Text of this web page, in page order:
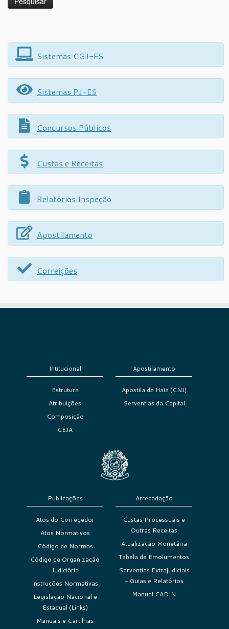
Sistemas CGJ-ES
Sistemas PJ-ES
Concursos Públicos
Custas e Receitas
Relatórios Inspeção
Apostilamento
Correições
Intitucional
Estrutura
Atribuições
Composição
CEJA
Apostilamento
Apostila de Haia (CNJ)
Serventias da Capital
Publicações
Atos do Corregedor
Atos Normativos
Código de Normas
Código de Organização
Judiciária
Instruções Normativas
Legislação Nacional e
Estadual (Links)
Manuais e Cartilhas
Arrecadação
Custas Processuais e
Outras Receitas
Atualização Monetária
Tabela de Emolumentos
Serventias Extrajudiciais
– Guias e Relatórios
Manual CADIN